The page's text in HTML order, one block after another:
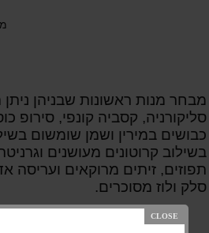
מבחר מנות ראשונות שבניהן
סליקורניה, קסביה קונפי,
כבושים במירין ושמן שומשום
בשילוב קרוטונים מעושנים
תפוזים, זיתים מרוקאים ועריסה
סלק ולוז מסוכרים.